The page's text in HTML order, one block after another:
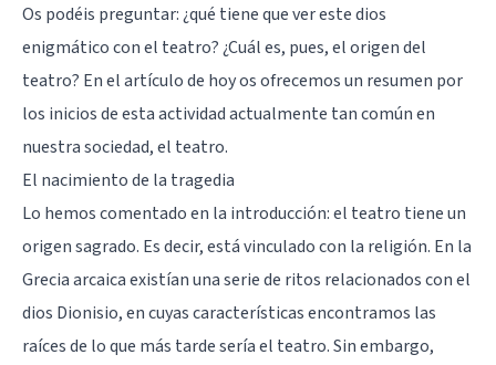
Os podéis preguntar: ¿qué tiene que ver este dios
enigmático con el teatro? ¿Cuál es, pues, el origen del
teatro? En el artículo de hoy os ofrecemos un resumen por
los inicios de esta actividad actualmente tan común en
nuestra sociedad, el teatro.
El nacimiento de la tragedia
Lo hemos comentado en la introducción: el teatro tiene un
origen sagrado. Es decir, está vinculado con la religión. En la
Grecia arcaica existían una serie de ritos relacionados con el
dios Dionisio, en cuyas características encontramos las
raíces de lo que más tarde sería el teatro. Sin embargo,